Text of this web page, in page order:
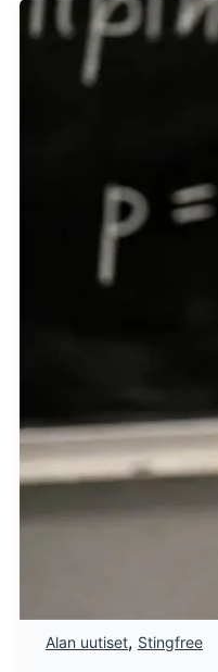
Alan uutiset, Stingfree